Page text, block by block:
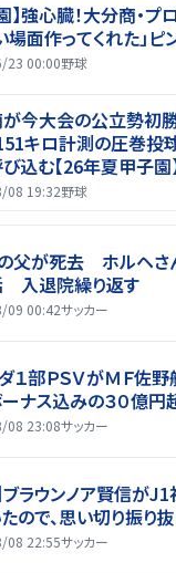
】強心臓！大分商・
場面作ってくれた」
23 00:00野球
今大会の公立勢初
キロ計測の圧巻投
込む【26年夏甲子園
08 19:32野球
父が死去 ホルヘさ
入退院繰り返す
09 00:42サッカー
１部ＰＳＶがＭＦ
ナス込みの３０億円
08 23:08サッカー
ブラウンノア賢信が
ので、思い切り振り抜
08 22:55サッカー